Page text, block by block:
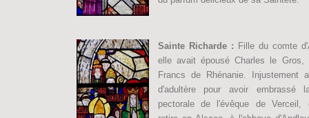
Sainte Richarde : Fille du comte
elle avait épousé Charles le Gros,
Francs de Rhénanie. Injustement
d'adultère pour avoir embrassé
pectorale de l'évêque de Verceil,